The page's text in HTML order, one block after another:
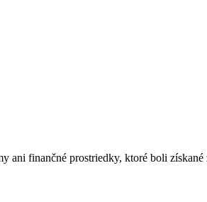
ani finančné prostriedky, ktoré boli